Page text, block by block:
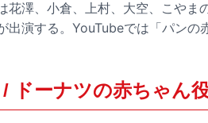
花澤、小倉、上村、大空、こや
出演する。YouTubeでは「パンの
ドーナツの赤ちゃん